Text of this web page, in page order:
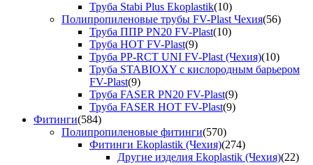
Труба Stabi Plus Ekoplastik(10)
Полипропиленовые трубы FV-Plast Чехия(56)
Труба ППР PN20 FV-Plast(10)
Труба HOT FV-Plast(9)
Труба PP-RCT UNI FV-Plast (Чехия)(10)
Труба STABIOXY с кислородным барьером
FV-Plast(9)
Труба FASER PN20 FV-Plast(9)
Труба FASER HOT FV-Plast(9)
Фитинги(584)
Полипропиленовые фитинги(570)
Фитинги Ekoplastik (Чехия)(274)
Другие изделия Ekoplastik (Чехия)(22)